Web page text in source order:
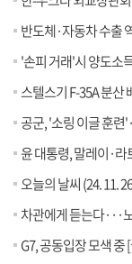
반도체·자동차 수출
'손피 거래'시 양도소
스텔스기 F-35A 분산
공군, '소링 이글 훈련
윤 대통령, 말레이·
오늘의 날씨 (24. 11.
차관에게 듣는다···
G7, 공동입장 모색 중